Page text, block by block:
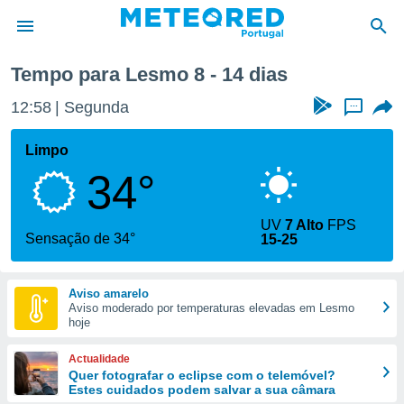
da
foi
fornecidas
a este
das
e
forma
digital
Tempo para Lesmo 8 - 14 dias
12:58 Segunda ...
Limpo
34°
Sensação de 34°
UV7 Alto FPS
15-25
Aviso amarelo
Aviso moderado por temperaturas elevadas em Lesmo
hoje
Actualidade
Quer fotografar o eclipse com o telemóvel?
Estes cuidados podem salvar a sua câmara